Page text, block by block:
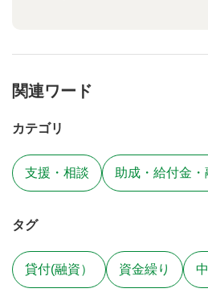
関連ワード
カテゴリ
支援・相談 助成・給付金・
タグ
貸付(融資） 資金繰り